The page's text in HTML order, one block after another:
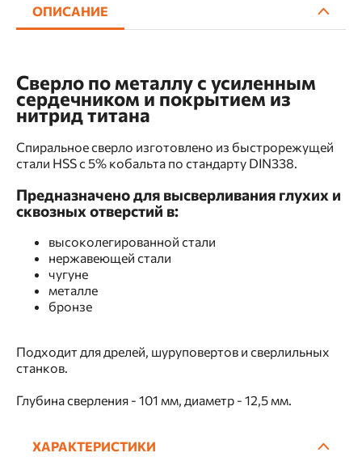
ОПИСАНИЕ
Сверло по металлу с усиленным
сердечником и покрытием из
нитрид титана
Спиральное сверло изготовлено из быстрорежущей
стали HSS с 5% кобальта по стандарту DIN338.
Предназначено для высверливания глухих и
сквозных отверстий в:
высоколегированной стали
нержавеющей стали
чугуне
металле
бронзе
Подходит для дрелей, шуруповертов и сверлильных
станков.
Глубина сверления - 101 мм, диаметр - 12,5 мм.
ХАРАКТЕРИСТИКИ